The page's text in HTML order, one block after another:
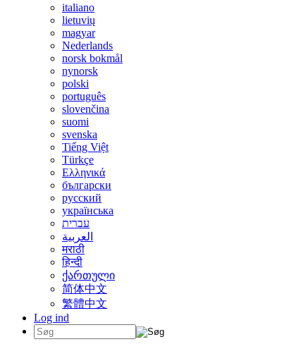
italiano
lietuvių
magyar
Nederlands
norsk bokmål
nynorsk
polski
português
slovenčina
suomi
svenska
Tiếng Việt
Türkçe
Ελληνικά
български
русский
українська
עברית
العربية
मराठी
हिन्दी
ქართული
简体中文
繁體中文
Log ind